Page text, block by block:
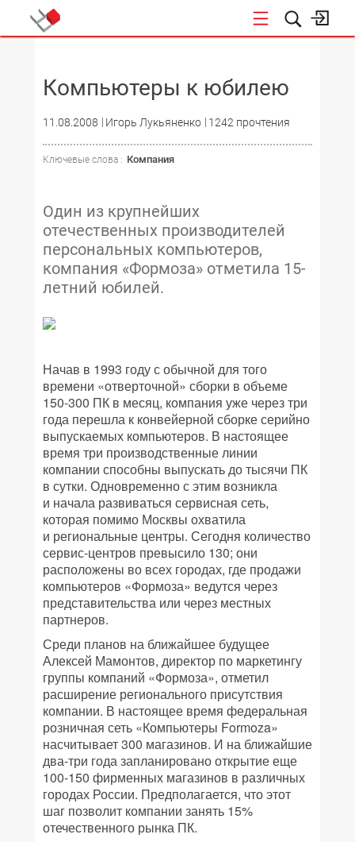
Компьютеры к юбилею
11.08.2008 Игорь Лукьяненко 1242 прочтения
Ключевые слова : Компания
Один из крупнейших
отечественных производителей
персональных компьютеров,
компания «Формоза» отметила 15-
летний юбилей.
Начав в 1993 году с обычной для того
времени «отверточной» сборки в объеме
150-300 ПК в месяц, компания уже через три
года перешла к конвейерной сборке серийно
выпускаемых компьютеров. В настоящее
время три производственные линии
компании способны выпускать до тысячи ПК
в сутки. Одновременно с этим возникла
и начала развиваться сервисная сеть,
которая помимо Москвы охватила
и региональные центры. Сегодня количество
сервис-центров превысило 130; они
расположены во всех городах, где продажи
компьютеров «Формоза» ведутся через
представительства или через местных
партнеров.
Среди планов на ближайшее будущее
Алексей Мамонтов, директор по маркетингу
группы компаний «Формоза», отметил
расширение регионального присутствия
компании. В настоящее время федеральная
розничная сеть «Компьютеры Formoza»
насчитывает 300 магазинов. И на ближайшие
два-три года запланировано открытие еще
100-150 фирменных магазинов в различных
городах России. Предполагается, что этот
шаг позволит компании занять 15%
отечественного рынка ПК.